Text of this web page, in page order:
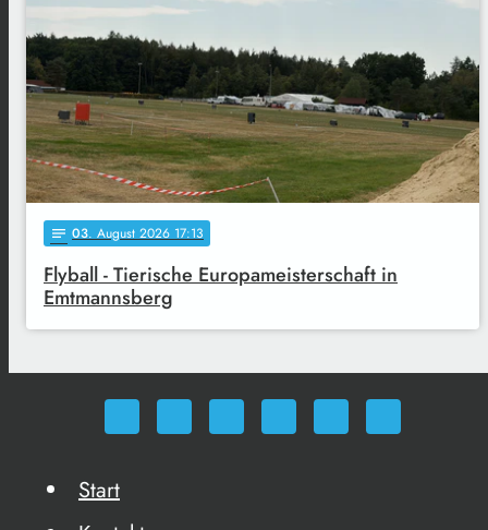
notes 03. August 2026 17:13
Flyball - Tierische Europameisterschaft in
Emtmannsberg
Start